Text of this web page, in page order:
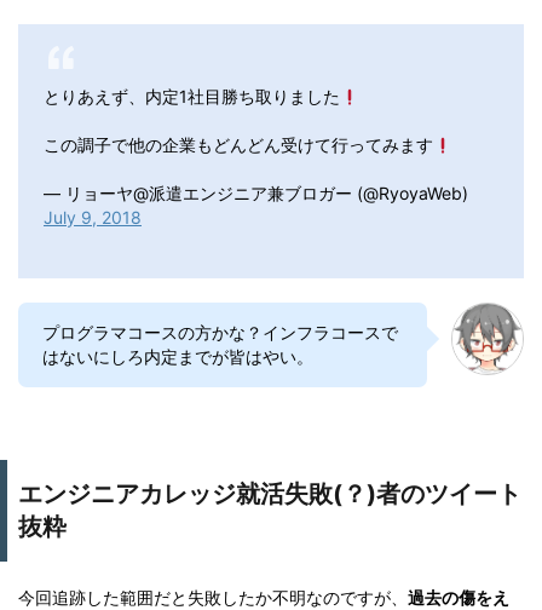
とりあえず、内定1社目勝ち取りました
この調子で他の企業もどんどん受けて行ってみます
— リョーヤ@派遣エンジニア兼ブロガー (@RyoyaWeb)
July 9, 2018
プログラマコースの方かな？インフラコースで
はないにしろ内定までが皆はやい。
エンジニアカレッジ就活失敗(？)者のツイート
抜粋
今回追跡した範囲だと失敗したか不明なのですが、 過去の傷をえ